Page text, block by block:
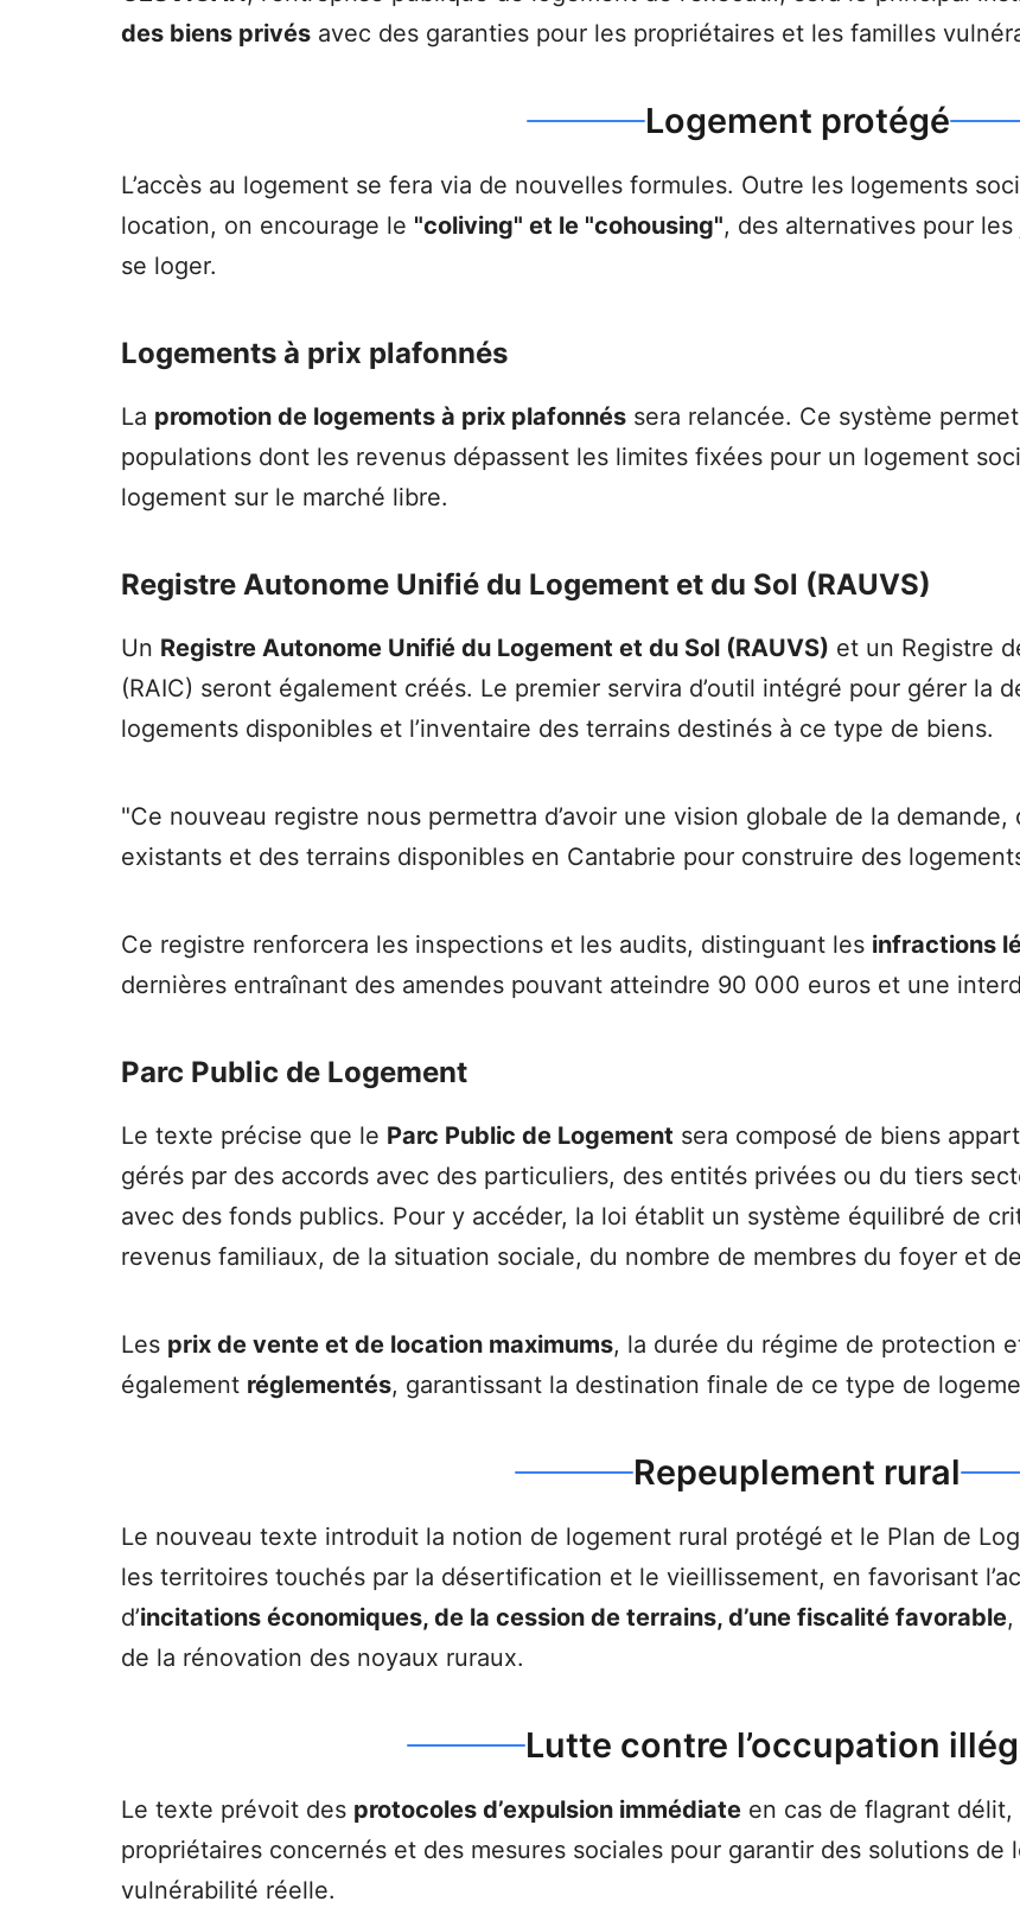
des biens privés avec des garanties pour les propriétaires et les familles
Logement protégé
L’accès au logement se fera via de nouvelles formules. Outre les logements
location, on encourage le "coliving" et le "cohousing", des alternatives pour
se loger.
Logements à prix plafonnés
La promotion de logements à prix plafonnés sera relancée. Ce système
populations dont les revenus dépassent les limites fixées pour un logement
logement sur le marché libre.
Registre Autonome Unifié du Logement et du Sol (RAUVS)
Un Registre Autonome Unifié du Logement et du Sol (RAUVS) et un Registre
(RAIC) seront également créés. Le premier servira d’outil intégré pour gérer la
logements disponibles et l’inventaire des terrains destinés à ce type de biens.
"Ce nouveau registre nous permettra d’avoir une vision globale de la
existants et des terrains disponibles en Cantabrie pour construire des
Ce registre renforcera les inspections et les audits, distinguant les infractions
dernières entraînant des amendes pouvant atteindre 90 000 euros et une
Parc Public de Logement
Le texte précise que le Parc Public de Logement sera composé de biens
gérés par des accords avec des particuliers, des entités privées ou du tiers
avec des fonds publics. Pour y accéder, la loi établit un système équilibré de
revenus familiaux, de la situation sociale, du nombre de membres du foyer et
Les prix de vente et de location maximums, la durée du régime de protection
également réglementés, garantissant la destination finale de ce type de
Repeuplement rural
Le nouveau texte introduit la notion de logement rural protégé et le Plan de
les territoires touchés par la désertification et le vieillissement, en favorisant
d’incitations économiques, de la cession de terrains, d’une fiscalité favorable
de la rénovation des noyaux ruraux.
Lutte contre l’occupation
Le texte prévoit des protocoles d’expulsion immédiate en cas de flagrant
propriétaires concernés et des mesures sociales pour garantir des solutions de
vulnérabilité réelle.